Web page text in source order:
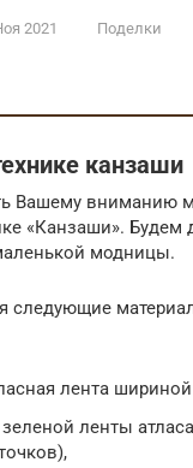
2021 Поделки
канзаши
Вашему вниманию
«Канзаши». Будем
модницы.
следующие
лента
ленты